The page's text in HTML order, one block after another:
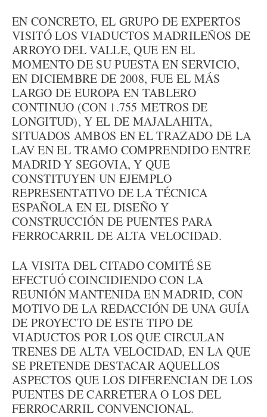
EN CONCRETO, EL GRUPO DE EXPERTOS
VISITÓ LOS VIADUCTOS MADRILEÑOS DE
ARROYO DEL VALLE, QUE EN EL
MOMENTO DE SU PUESTA EN SERVICIO,
EN DICIEMBRE DE 2008, FUE EL MÁS
LARGO DE EUROPA EN TABLERO
CONTINUO (CON 1.755 METROS DE
LONGITUD), Y EL DE MAJALAHITA,
SITUADOS AMBOS EN EL TRAZADO DE LA
LAV EN EL TRAMO COMPRENDIDO ENTRE
MADRID Y SEGOVIA, Y QUE
CONSTITUYEN UN EJEMPLO
REPRESENTATIVO DE LA TÉCNICA
ESPAÑOLA EN EL DISEÑO Y
CONSTRUCCIÓN DE PUENTES PARA
FERROCARRIL DE ALTA VELOCIDAD.
LA VISITA DEL CITADO COMITÉ SE
EFECTUÓ COINCIDIENDO CON LA
REUNIÓN MANTENIDA EN MADRID, CON
MOTIVO DE LA REDACCIÓN DE UNA GUÍA
DE PROYECTO DE ESTE TIPO DE
VIADUCTOS POR LOS QUE CIRCULAN
TRENES DE ALTA VELOCIDAD, EN LA QUE
SE PRETENDE DESTACAR AQUELLOS
ASPECTOS QUE LOS DIFERENCIAN DE LOS
PUENTES DE CARRETERA O LOS DEL
FERROCARRIL CONVENCIONAL.